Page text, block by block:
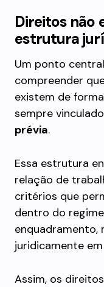
Direitos não
estrutura
Um ponto
compreender
existem de
sempre
prévia.
Essa estrutura
relação de
critérios que
dentro do
enquadramento,
juridicamente
Assim, os